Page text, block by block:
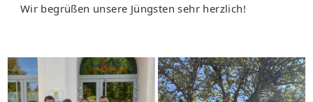
Wir begrüßen unsere Jüngsten sehr herzlich!